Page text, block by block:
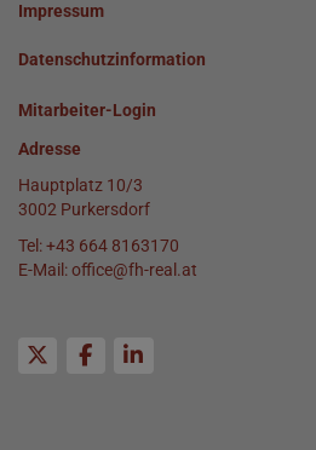
Impressum
Datenschutzinformation
Mitarbeiter-Login
Adresse
Hauptplatz 10/3
3002 Purkersdorf
Tel:+43 664 8163170
E-Mail:office@fh-real.at